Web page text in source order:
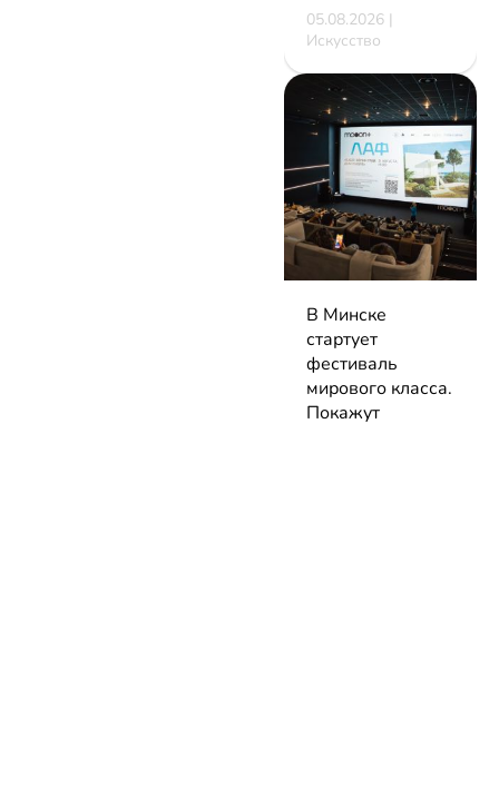
05.08.2026 |
Искусство
В Минске
стартует
фестиваль
мирового класса.
Покажут